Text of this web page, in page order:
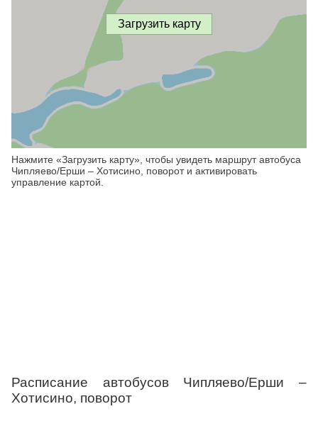
Загрузить карту
Нажмите «Загрузить карту», чтобы увидеть маршрут автобуса
Чипляево/Ерши – Хотисино, поворот и активировать
управление картой.
Расписание автобусов Чипляево/Ерши –
Хотисино, поворот